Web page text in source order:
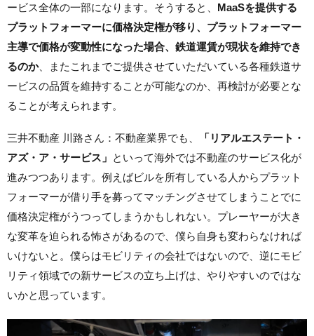
ービス全体の一部になります。そうすると、 MaaSを提供する
プラットフォーマーに価格決定権が移り、プラットフォーマー
主導で価格が変動性になった場合、鉄道運賃が現状を維持でき
るのか、またこれまでご提供させていただいている各種鉄道サ
ービスの品質を維持することが可能なのか、再検討が必要とな
ることが考えられます。
三井不動産 川路さん：不動産業界でも、
「リアルエステート・
アズ・ア・サービス」 といって海外では不動産のサービス化が
進みつつあります。例えばビルを所有している人からプラット
フォーマーが借り手を募ってマッチングさせてしまうことでに
価格決定権がうつってしまうかもしれない。プレーヤーが大き
な変革を迫られる怖さがあるので、僕ら自身も変わらなければ
いけないと。僕らはモビリティの会社ではないので、逆にモビ
リティ領域での新サービスの立ち上げは、やりやすいのではな
いかと思っています。